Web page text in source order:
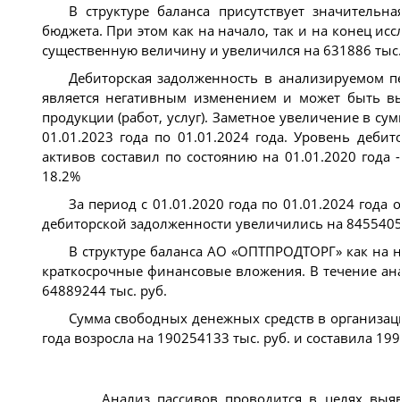
В структуре баланса присутствует
бюджета. При этом как на начало, так и на конец
существенную величину и увеличился на 631886
Дебиторская задолженность в анализируемом
является негативным изменением и может быть
продукции (работ, услуг). Заметное увеличение в
01.01.2023 года по 01.01.2024 года. Уровень
активов составил по состоянию на 01.01.2020
18.2%
За период с 01.01.2020 года по 01.01.2024 года
дебиторской задолженности увеличились на
В структуре баланса АО «ОПТПРОДТОРГ» как на
краткосрочные финансовые вложения. В течение
64889244 тыс. руб.
Сумма свободных денежных средств в
года возросла на 190254133 тыс. руб. и составила